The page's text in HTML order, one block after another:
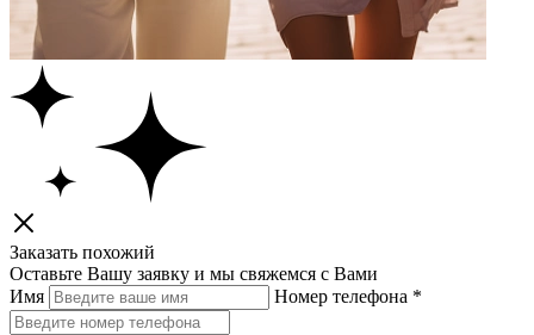
Заказать похожий
Оставьте Вашу заявку и мы свяжемся с Вами
Имя
Номер телефона *